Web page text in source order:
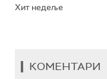
Хит недеље
КОМЕНТАРИ